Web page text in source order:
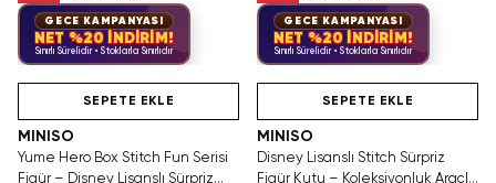
GECE KAMPANYASI
NET %20 İNDİRİM!
Sınırlı Sürelidir • Stoklarla Sınırlıdır
GECE KAMPANYASI
NET %20 İNDİRİM!
Sınırlı Sürelidir • Stoklarla Sınırlıdır
SEPETE EKLE
MINISO
Yume Hero Box Stitch Fun Serisi
Figür – Disney Lisanslı Sürpriz
SEPETE EKLE
MINISO
Disney Lisanslı Stitch Sürpriz
Figür Kutu – Koleksiyonluk Araçlı